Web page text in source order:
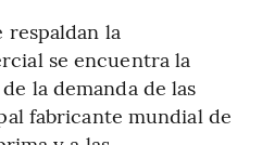
la
se encuentra la
la demanda de las
fabricante mundial de